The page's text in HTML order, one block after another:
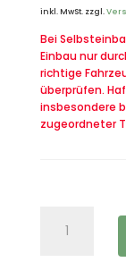
inkl. MwSt. zzgl.
Bei
Einbau nur
richtige
überprüfen.
insbesondere
zugeordneter